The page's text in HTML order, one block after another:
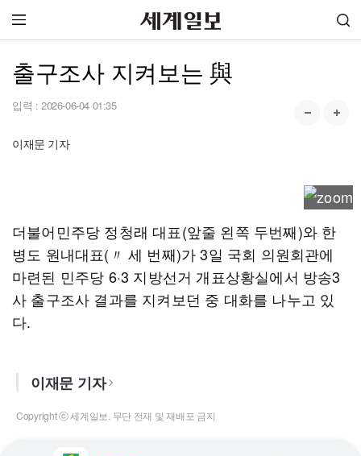
출구조사 지켜보는 與
입력 : 2026-06-04 01:35
이재문 기자
더불어민주당 정청래 대표(앞줄 왼쪽 두번째)와 한
병도 원내대표(〃 세 번째)가 3일 국회 의원회관에
마련된 민주당 6·3 지방선거 개표상황실에서 방송3
사 출구조사 결과를 지켜보던 중 대화를 나누고 있
다.
이재문 기자
Copyright ⓒ 세계일보. 무단 전재 및 재배포 금지